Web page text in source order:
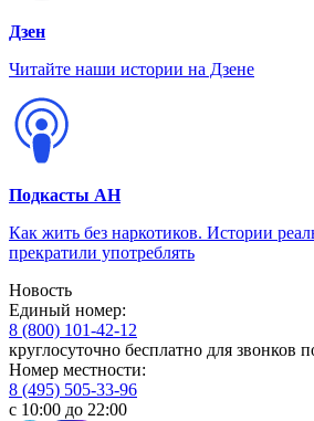
Дзен
Читайте наши истории на Дзене
Подкасты АН
Как жить без наркотиков. Истории
прекратили употреблять
Новость
Единый номер:
8 (800) 101-42-12
круглосуточно бесплатно для звонков
Номер местности:
8 (495) 505-33-96
с 10:00 до 22:00